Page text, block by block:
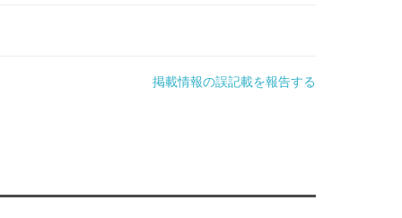
掲載情報の誤記載を報告する